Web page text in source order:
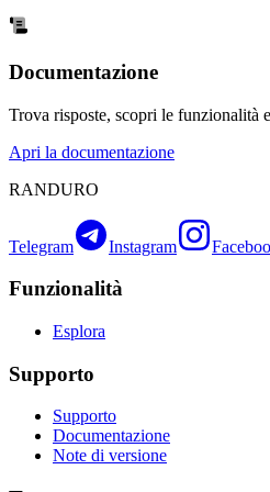
Documentazione
Trova risposte, scopri le funzionalità
Apri la documentazione
RANDURO
Telegram Instagram
Funzionalità
Esplora
Supporto
Supporto
Documentazione
Note di versione